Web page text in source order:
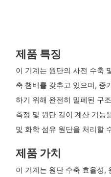
제품 특징
이 기계는 원단의 사전 수축
축 챔버를 갖추고 있으며, 증
하기 위해 완전히 밀폐된 구
측정 및 원단 길이 계산 기능
및 화학 섬유 원단을 처리할
제품 가치
이 기계는 원단 수축 효율성,